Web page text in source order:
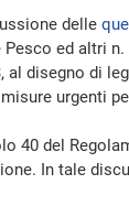
delle
Pesco ed altri
al disegno di
urgenti
40 del
In tale